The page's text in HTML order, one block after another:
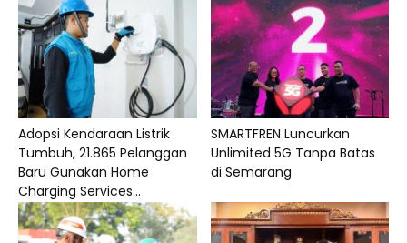
Adopsi Kendaraan Listrik
Tumbuh, 21.865 Pelanggan
Baru Gunakan Home
Charging Services...
SMARTFREN Luncurkan
Unlimited 5G Tanpa Batas
di Semarang